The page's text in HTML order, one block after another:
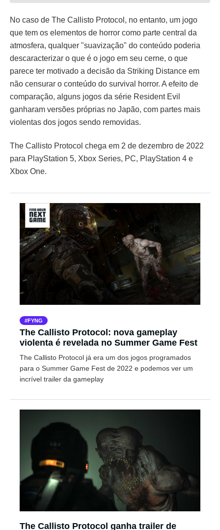
No caso de The Callisto Protocol, no entanto, um jogo
que tem os elementos de horror como parte central da
atmosfera, qualquer "suavização" do conteúdo poderia
descaracterizar o que é o jogo em seu cerne, o que
parece ter motivado a decisão da Striking Distance em
não censurar o conteúdo do survival horror. A efeito de
comparação, alguns jogos da série Resident Evil
ganharam versões próprias no Japão, com partes mais
violentas dos jogos sendo removidas.
The Callisto Protocol chega em 2 de dezembro de 2022
para PlayStation 5, Xbox Series, PC, PlayStation 4 e
Xbox One.
FYNG
The Callisto Protocol: nova gameplay
violenta é revelada no Summer Game Fest
The Callisto Protocol já era um dos jogos programados
para o Summer Game Fest de 2022 e podemos ver um
incrível trailer da gameplay
The Callisto Protocol ganha trailer de